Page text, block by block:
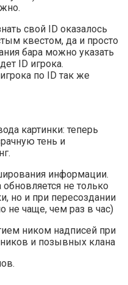
свой ID оказалось
квестом, да и просто
бара можно указать
ID игрока.
по ID так же
картинки: теперь
тень и
информации.
обновляется не только
но и при пересоздании
не чаще, чем раз в час)
ником надписей при
и позывных клана